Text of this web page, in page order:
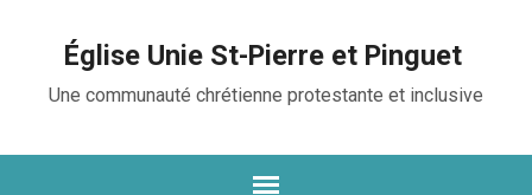
Église Unie St-Pierre et Pinguet
Une communauté chrétienne protestante et inclusive